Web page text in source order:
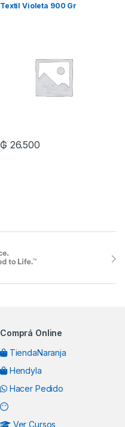
Textil Violeta 900 Gr
₲ 26.500
Comprá Online
TiendaNaranja
Hendyla
Hacer Pedido
Ver Cursos